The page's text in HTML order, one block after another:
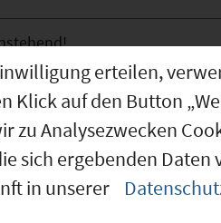
erteilen,
Klick auf den Button
zu Analysezwecken
sich ergebenden
in unserer